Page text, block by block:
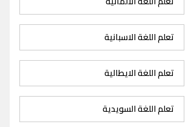
تعلم اللغة الاسبانية
تعلم اللغة الايطالية
تعلم اللغة السويدية